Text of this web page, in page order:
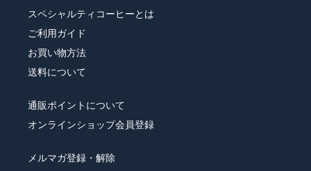
スペシャルティコーヒーとは
ご利用ガイド
お買い物方法
送料について
通販ポイントについて
オンラインショップ会員登録
メルマガ登録・解除